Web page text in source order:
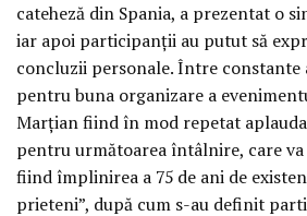
cateheză din Spania, a prezentat o
iar apoi participanții au putut să
concluzii personale. Între constante
pentru buna organizare a
Marțian fiind în mod repetat
pentru următoarea întâlnire, care
fiind împlinirea a 75 de ani de
prieteni”, după cum s-au definit